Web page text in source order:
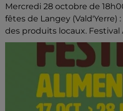
Mercredi 28 octobre de
fêtes de Langey (Vald'Yerre)
des produits locaux. Festival